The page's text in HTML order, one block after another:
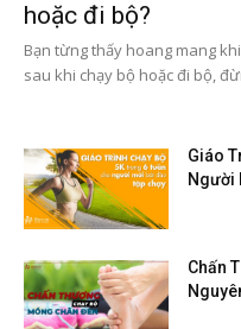
hoặc đi bộ?
Bạn từng thấy hoang mang
sau khi chạy bộ hoặc đi bộ,
Giáo
Người
Chấn